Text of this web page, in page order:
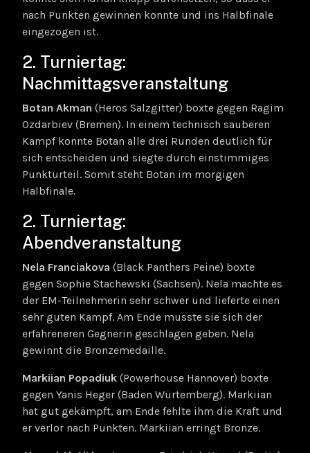
nach Punkten gewinnen konnte und ins Halbfinale
eingezogen ist.
2. Turniertag:
Nachmittagsveranstaltung
Botan Akman (Heros Salzgitter) boxte gegen Ragim
Ozdarbiev (Bremen). In einem technisch sauberen
Kampf konnte Botan alle drei Runden deutlich für
sich entscheiden und siegte durch einstimmiges
Punkturteil. Somit steht Botan im morgigen
Halbfinale.
2. Turniertag:
Abendveranstaltung
Nela Franciakova (Black Panthers Peine) boxte
gegen Sophie Stachewski (Sachsen). Nela machte es
der EM-Teilnehmerin sehr schwer und lieferte einen
sehr guten Kampf. Am Ende musste sie sich der
erfahreneren Gegnerin geschlagen geben. Nela
gewinnt die Bronzemedaille.
Markiian Popadiuk (Powerhouse Hannover) boxte
gegen Yanis Heger (Baden Würtemberg). Markiian
hat gut gekämpft, am Ende fehlte ihm die Kraft und
er verlor nach Punkten. Markiian erringt Bronze.